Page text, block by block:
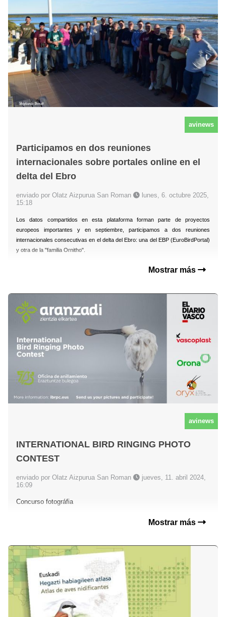
avinews
Participamos en dos reuniones
internacionales sobre portales online en el
delta del Ebro
enviado por Olatz Aizpurua San Roman
lunes, 6. octubre 2025,
15:18
Los datos compartidos en esta plataforma forman parte de proyectos
europeos importantes y en septiembre, participamos a dos reuniones
internacionales consecutivas en el delta del Ebro: una del EBP (EuroBirdPortal)
y otra de la "familia Ornitho".
Mostrar más
avinews
INTERNATIONAL BIRD RINGING PHOTO
CONTEST
enviado por Olatz Aizpurua San Roman
jueves, 11. abril 2024,
16:09
Concurso fotográfia
Mostrar más